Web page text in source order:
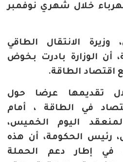
خلال شهري نوفمبر
وزيرة الانتقال الطاقي
أن الوزارة بادرت بخوض
اقتصاد الطاقة.
تقديمها عرضا حول
في الطاقة ، أمام
اليوم الخميس،
رئيس الحكومة، أن هذه
في إطار دعم الحملة